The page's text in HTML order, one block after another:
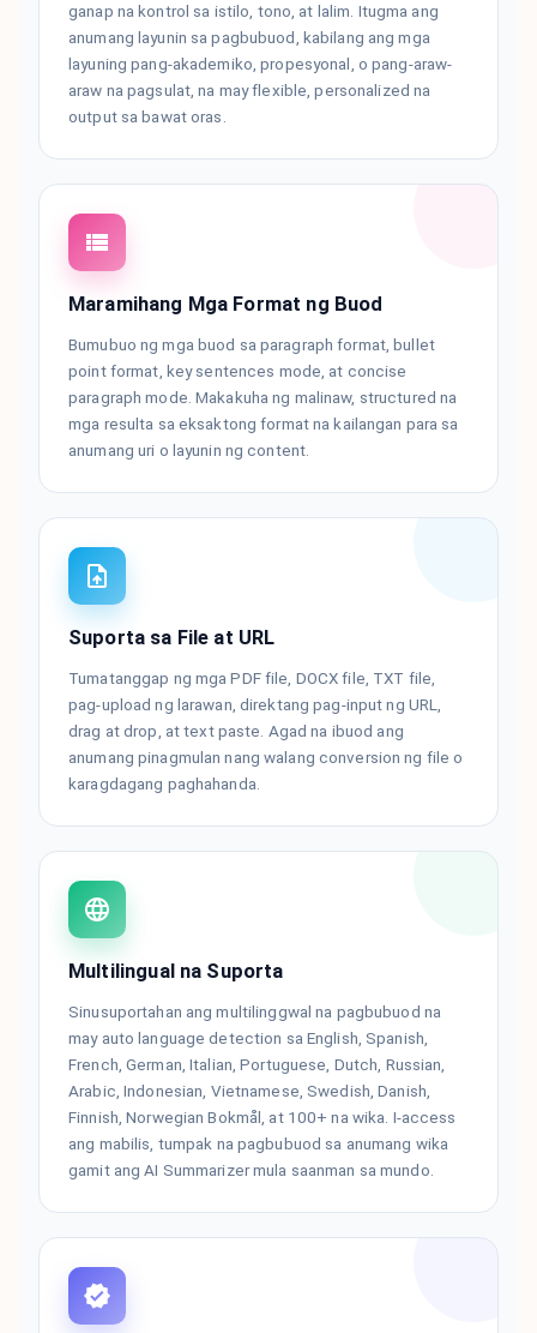
ganap na kontrol sa istilo, tono, at lalim. Itugma ang
anumang layunin sa pagbubuod, kabilang ang mga
layuning pang-akademiko, propesyonal, o pang-araw-
araw na pagsulat, na may flexible, personalized na
output sa bawat oras.
Maramihang Mga Format ng Buod
Bumubuo ng mga buod sa paragraph format, bullet
point format, key sentences mode, at concise
paragraph mode. Makakuha ng malinaw, structured na
mga resulta sa eksaktong format na kailangan para sa
anumang uri o layunin ng content.
Suporta sa File at URL
Tumatanggap ng mga PDF file, DOCX file, TXT file,
pag-upload ng larawan, direktang pag-input ng URL,
drag at drop, at text paste. Agad na ibuod ang
anumang pinagmulan nang walang conversion ng file o
karagdagang paghahanda.
Multilingual na Suporta
Sinusuportahan ang multilinggwal na pagbubuod na
may auto language detection sa English, Spanish,
French, German, Italian, Portuguese, Dutch, Russian,
Arabic, Indonesian, Vietnamese, Swedish, Danish,
Finnish, Norwegian Bokmål, at 100+ na wika. I-access
ang mabilis, tumpak na pagbubuod sa anumang wika
gamit ang AI Summarizer mula saanman sa mundo.